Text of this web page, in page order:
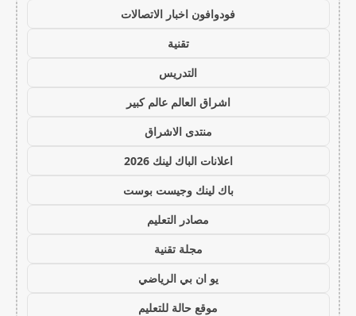
فودوافون اخبار الاتصالات
تقنية
التدريس
اشراق العالم عالم كبير
منتدى الاشراق
اعلانات الباك لينك 2026
باك لينك وجيست بوست
مصادر التعليم
مجلة تقنية
يو ان بي الرياضي
موقع حالة للتعليم